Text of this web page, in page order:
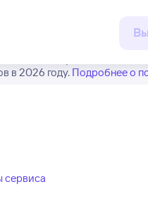
в виду, возможны
в 2026 году. Подробнее о
сервиса